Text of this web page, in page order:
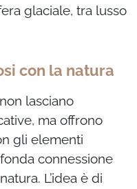
glaciale, tra lusso
con la natura
lasciano
ma offrono
gli elementi
connessione
L’idea è di